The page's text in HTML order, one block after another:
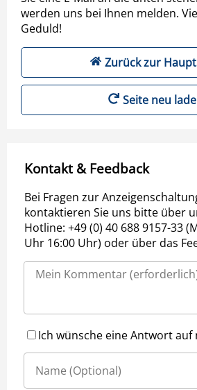
werden uns bei Ihnen melden.
Geduld!
Zurück zur
Seite neu
Kontakt & Feedback
Bei Fragen zur
kontaktieren Sie uns bitte über
Hotline: +49 (0) 40 688 9157-33
Uhr 16:00 Uhr) oder über das
Ich wünsche eine Antwort auf